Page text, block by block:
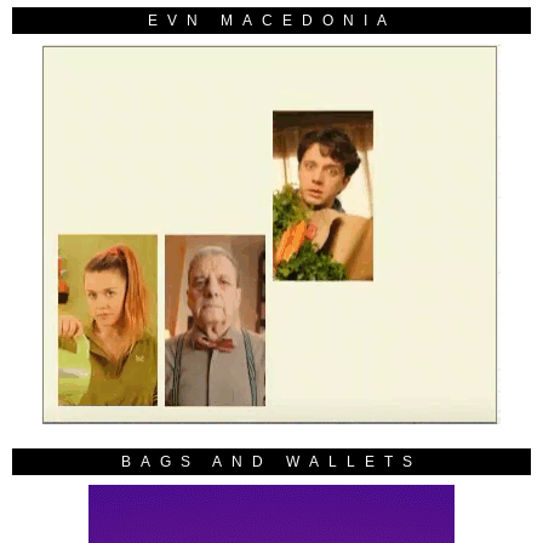
EVN MACEDONIA
BAGS AND WALLETS